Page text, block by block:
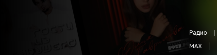
Радио
MAX